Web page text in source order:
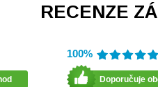
RECENZE
100%
Doporučuje